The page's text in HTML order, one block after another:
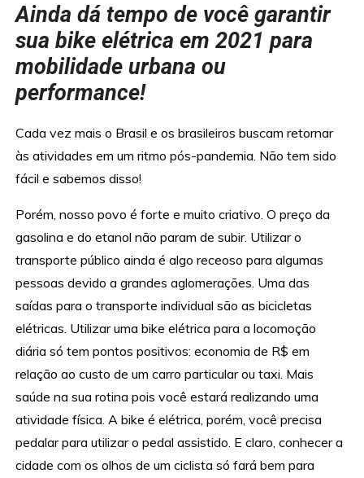
Ainda dá tempo de você garantir
sua bike elétrica em 2021 para
mobilidade urbana ou
performance!
Cada vez mais o Brasil e os brasileiros buscam retornar
às atividades em um ritmo pós-pandemia. Não tem sido
fácil e sabemos disso!
Porém, nosso povo é forte e muito criativo. O preço da
gasolina e do etanol não param de subir. Utilizar o
transporte público ainda é algo receoso para algumas
pessoas devido a grandes aglomerações. Uma das
saídas para o transporte individual são as bicicletas
elétricas. Utilizar uma bike elétrica para a locomoção
diária só tem pontos positivos: economia de R$ em
relação ao custo de um carro particular ou taxi. Mais
saúde na sua rotina pois você estará realizando uma
atividade física. A bike é elétrica, porém, você precisa
pedalar para utilizar o pedal assistido. E claro, conhecer a
cidade com os olhos de um ciclista só fará bem para